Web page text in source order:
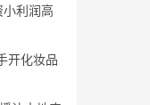
利润高
开化妆品